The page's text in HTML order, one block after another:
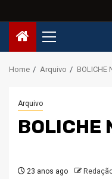
Primary
Menu
Home Arquivo BOLICHE
Arquivo
BOLICHE
23 anos ago